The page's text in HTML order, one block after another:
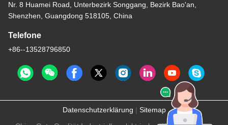
Nr. 8 Huamei Road, Unterbezirk Songgang, Bezirk Bao'an,
Shenzhen, Guangdong 518105, China
Telefone
+86--13528796850
Datenschutzerklärung | Sitemap